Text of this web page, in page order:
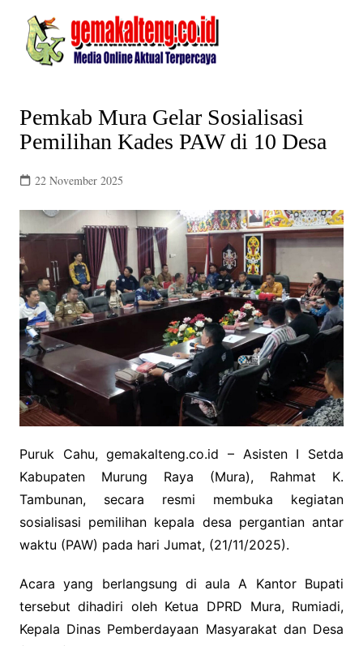
content
Pemkab Mura Gelar Sosialisasi
Pemilihan Kades PAW di 10 Desa
22 November 2025
Puruk Cahu, gemakalteng.co.id – Asisten I Setda
Kabupaten Murung Raya (Mura), Rahmat K.
Tambunan, secara resmi membuka kegiatan
sosialisasi pemilihan kepala desa pergantian antar
waktu (PAW) pada hari Jumat, (21/11/2025).
Acara yang berlangsung di aula A Kantor Bupati
tersebut dihadiri oleh Ketua DPRD Mura, Rumiadi,
Kepala Dinas Pemberdayaan Masyarakat dan Desa